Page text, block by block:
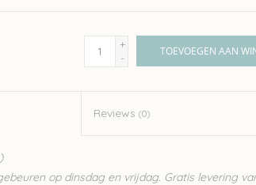
+
-
TOEVOEGEN AAN
Reviews(0)
op dinsdag en vrijdag. Gratis levering